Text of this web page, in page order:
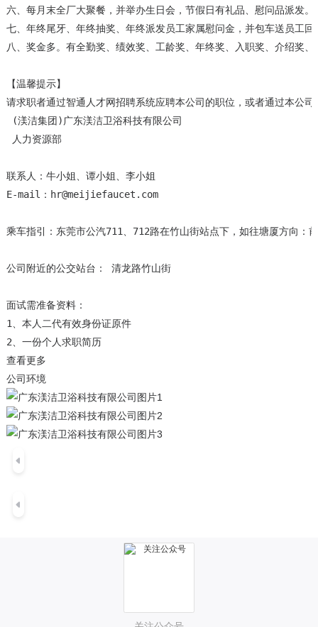
六、每月末全厂大聚餐，并举办生日会，节假日有礼品、慰问品派发。
七、年终尾牙、年终抽奖、年终派发员工家属慰问金，并包车送员工回
八、奖金多。有全勤奖、绩效奖、工龄奖、年终奖、入职奖、介绍奖、
【温馨提示】
请求职者通过智通人才网招聘系统应聘本公司的职位，或者通过本公
(渼洁集团)广东渼洁卫浴科技有限公司
人力资源部
联系人：牛小姐、谭小姐、李小姐
E-mail：hr@meijiefaucet.com
乘车指引：东莞市公汽711、712路在竹山街站点下，如往塘厦方向：
公司附近的公交站台： 清龙路竹山街
面试需准备资料：
1、本人二代有效身份证原件
2、一份个人求职简历
查看更多
公司环境